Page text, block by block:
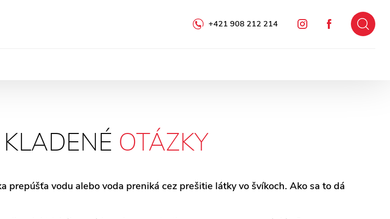
Facebook
Instagram
+421 908 212 214
OTÁZKY
prepúšťa vodu alebo voda preniká cez prešitie látky vo švíkoch. Ako sa to dá